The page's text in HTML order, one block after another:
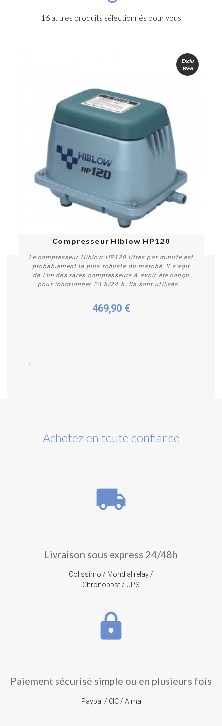
16 autres produits sélectionnés pour vous
Exclu
WEB
Compresseur Hiblow HP120
Le compresseur Hiblow HP120 litres par minute est
probablement le plus robuste du marché. Il s'agit
de l'un des rares compresseurs à avoir été conçu
pour fonctionner 24 h/24 h. Ils sont utilisés...
469,90 €
Achetez en toute confiance
local_shipping
Livraison sous express 24/48h
Colissimo / Mondial relay /
Chronopost / UPS
lock
Paiement sécurisé simple ou en plusieurs fois
Paypal / CIC / Alma